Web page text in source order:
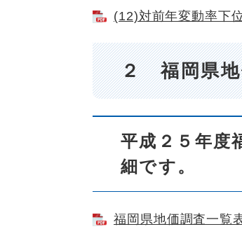
(12)対前年変動率下
２ 福岡県地
平成２５年度
細です。
福岡県地価調査一覧